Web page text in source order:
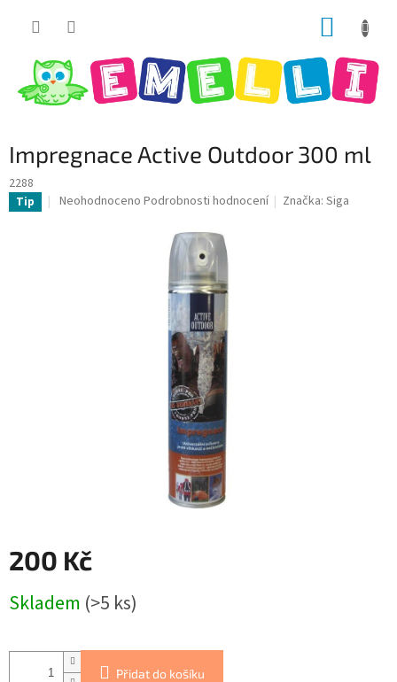
Impregnace Active Outdoor 300 ml
2288
Tip
Průměrné
Neohodnoceno Podrobnosti hodnocení Značka:Siga
200 Kč
cena:
Skladem (>5 ks)
Přidat do košíku